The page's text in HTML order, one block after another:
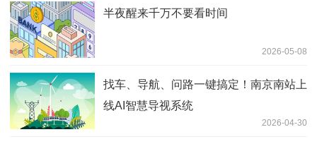
半夜醒来千万不要看时间
2026-05-08
找车、导航、问路一键搞定！南京南站上
线AI智慧导视系统
2026-04-30